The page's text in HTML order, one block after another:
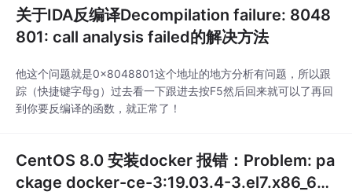
关于IDA反编译Decompilation failure: 8048
801: call analysis failed的解决方法
他这个问题就是0x8048801这个地址的地方分析有问题，所以跟
踪（快捷键字母g）过去看一下跟进去按F5然后回来就可以了再回
到你要反编译的函数，就正常了！
CentOS 8.0 安装docker 报错：Problem: pa
ckage docker-ce-3:19.03.4-3.el7.x86_64